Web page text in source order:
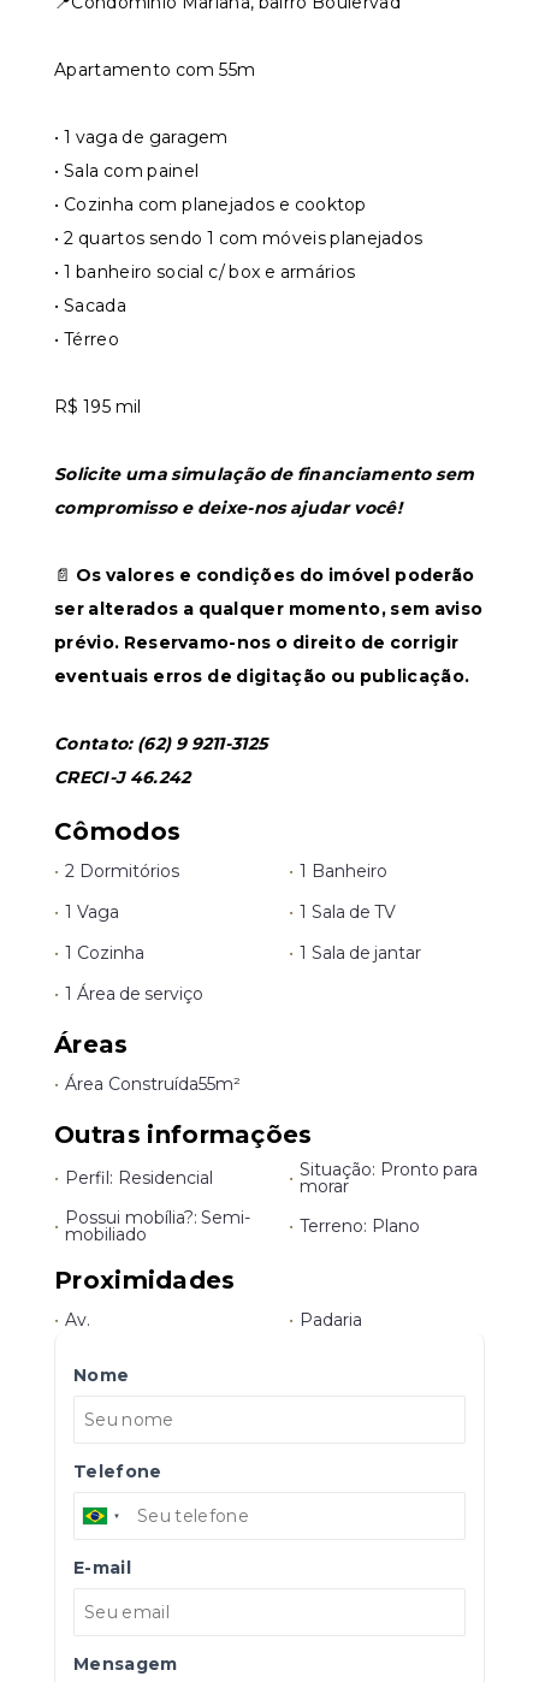
Apartamento com 55m
• 1 vaga de garagem
• ⁠Sala com painel
• ⁠Cozinha com planejados e cooktop
• ⁠2 quartos sendo 1 com móveis planejados
• ⁠1 banheiro social c/ box e armários
• ⁠Sacada
• ⁠Térreo
R$ 195 mil
Solicite uma simulação de financiamento sem
compromisso e deixe-nos ajudar você!
📄 Os valores e condições do imóvel poderão
ser alterados a qualquer momento, sem aviso
prévio. Reservamo-nos o direito de corrigir
eventuais erros de digitação ou publicação.
Contato: (62) 9 9211-3125
CRECI-J 46.242
Cômodos
• 2 Dormitórios • 1 Banheiro
• 1 Vaga • 1 Sala de TV
• 1 Cozinha • 1 Sala de jantar
• 1 Área de serviço
Áreas
• Área Construída55m²
Outras informações
• Perfil: Residencial • Situação: Pronto para
morar
• Possui mobília?: Semi-
mobiliado • Terreno: Plano
Proximidades
• Av. • Padaria
Nome
Telefone
E-mail
Mensagem